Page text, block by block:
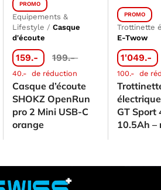
PROMO
Equipements &
Lifestyle /Casque
d'écoute
159.- 199.-
40.- de réduction
Casque d’écoute
SHOKZ OpenRun
pro 2 Mini USB-C
orange
PROMO
Trottinette
E-Twow
1'049.-
100.- de
GT Sport
10.5Ah –